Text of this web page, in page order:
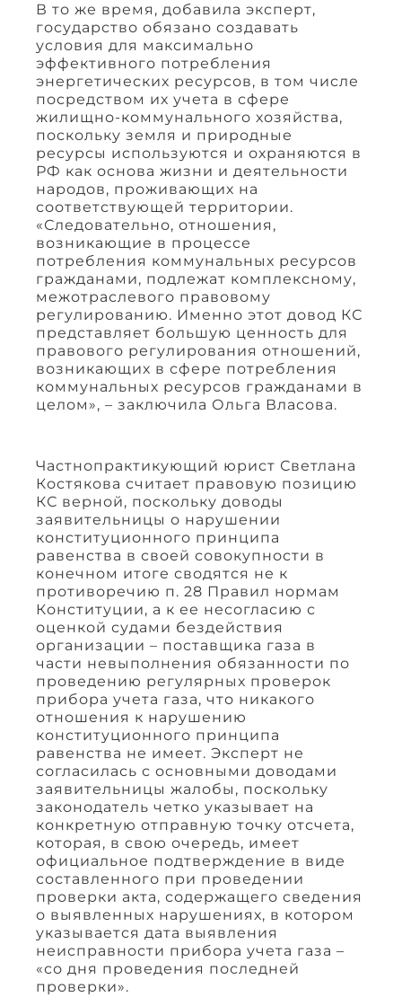
В то же время, добавила эксперт,
государство обязано создавать
условия для максимально
эффективного потребления
энергетических ресурсов, в том числе
посредством их учета в сфере
жилищно-коммунального хозяйства,
поскольку земля и природные
ресурсы используются и охраняются в
РФ как основа жизни и деятельности
народов, проживающих на
соответствующей территории.
«Следовательно, отношения,
возникающие в процессе
потребления коммунальных ресурсов
гражданами, подлежат комплексному,
межотраслевого правовому
регулированию. Именно этот довод КС
представляет большую ценность для
правового регулирования отношений,
возникающих в сфере потребления
коммунальных ресурсов гражданами в
целом», – заключила Ольга Власова.
Частнопрактикующий юрист Светлана
Костякова считает правовую позицию
КС верной, поскольку доводы
заявительницы о нарушении
конституционного принципа
равенства в своей совокупности в
конечном итоге сводятся не к
противоречию п. 28 Правил нормам
Конституции, а к ее несогласию с
оценкой судами бездействия
организации – поставщика газа в
части невыполнения обязанности по
проведению регулярных проверок
прибора учета газа, что никакого
отношения к нарушению
конституционного принципа
равенства не имеет. Эксперт не
согласилась с основными доводами
заявительницы жалобы, поскольку
законодатель четко указывает на
конкретную отправную точку отсчета,
которая, в свою очередь, имеет
официальное подтверждение в виде
составленного при проведении
проверки акта, содержащего сведения
о выявленных нарушениях, в котором
указывается дата выявления
неисправности прибора учета газа –
«со дня проведения последней
проверки».